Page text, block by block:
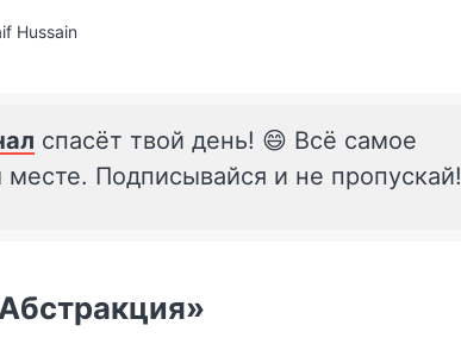
Hussain
спасёт твой день! 😄 Всё самое
Подписывайся и не пропускай!